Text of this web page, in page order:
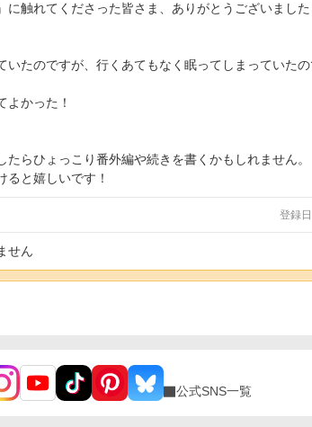
に触れてくださった皆さま、ありがとうございました
いたのですが、行くあてもなく眠ってしまっていた
よかった！
らひょっこり番外編や続きを書くかもしれません。
ると嬉しいです！
登録
せん
公式SNS一覧